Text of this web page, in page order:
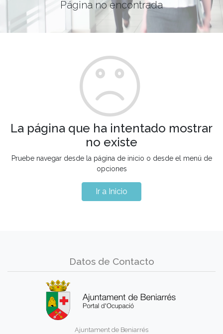
Página no encontrada
La página que ha intentado mostrar
no existe
Pruebe navegar desde la página de inicio o desde el menú de
opciones
Ir a Inicio
Datos de Contacto
Ajuntament de Beniarrés